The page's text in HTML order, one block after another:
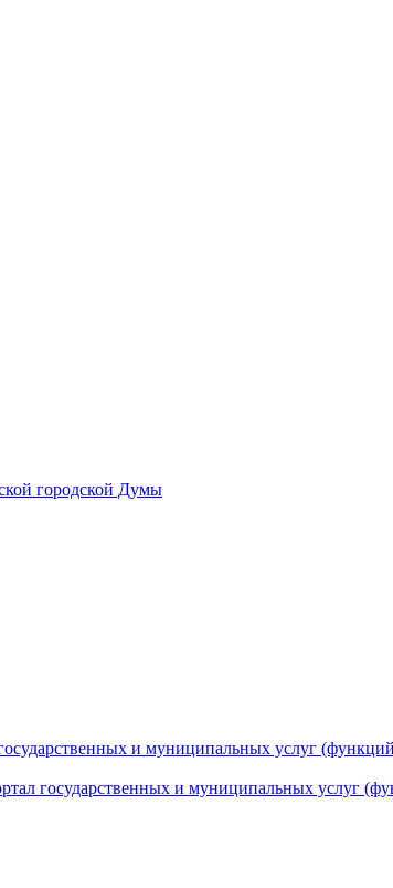
городской Думы
и муниципальных услуг
государственных и муниципальных услуг